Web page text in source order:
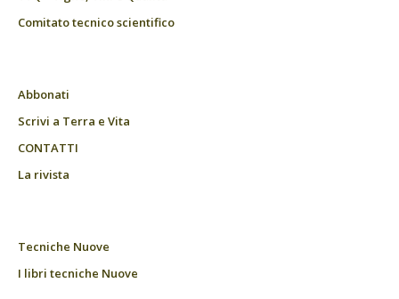
Comitato tecnico scientifico
Abbonati
Scrivi a Terra e Vita
CONTATTI
La rivista
Tecniche Nuove
I libri tecniche Nuove